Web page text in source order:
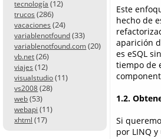
tecnología (12)
trucos (286)
vacaciones (24)
variablenotfound (33)
variablenotfound.com (20)
vb.net (26)
viajes (12)
visualstudio (11)
vs2008 (28)
web (53)
webapi (11)
xhtml (17)
Este
hecho de
aparición
es eSQL
tiempo de
1.2.
Si
por LINQ